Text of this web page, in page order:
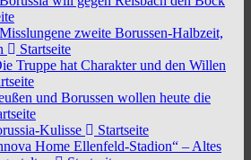
Misslungene zweite Borussen-Halbzeit,
Startseite
Truppe hat Charakter und den Willen
und Borussen wollen heute die
Kulisse
Startseite
Home Ellenfeld-Stadion“ – Altes